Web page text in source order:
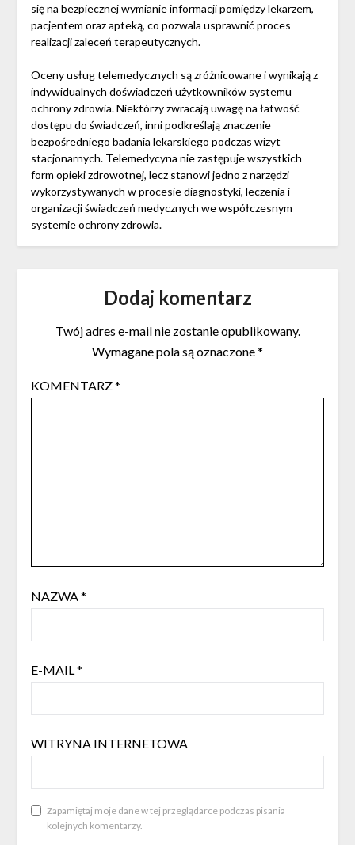
się na bezpiecznej wymianie informacji pomiędzy lekarzem,
pacjentem oraz apteką, co pozwala usprawnić proces
realizacji zaleceń terapeutycznych.
Oceny usług telemedycznych są zróżnicowane i wynikają z
indywidualnych doświadczeń użytkowników systemu
ochrony zdrowia. Niektórzy zwracają uwagę na łatwość
dostępu do świadczeń, inni podkreślają znaczenie
bezpośredniego badania lekarskiego podczas wizyt
stacjonarnych. Telemedycyna nie zastępuje wszystkich
form opieki zdrowotnej, lecz stanowi jedno z narzędzi
wykorzystywanych w procesie diagnostyki, leczenia i
organizacji świadczeń medycznych we współczesnym
systemie ochrony zdrowia.
Dodaj komentarz
Twój adres e-mail nie zostanie opublikowany.
Wymagane pola są oznaczone*
KOMENTARZ*
NAZWA*
E-MAIL*
WITRYNA INTERNETOWA
Zapamiętaj moje dane w tej przeglądarce podczas pisania
kolejnych komentarzy.